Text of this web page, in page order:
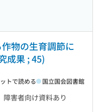
物の生育調節に
成果 ; 45)
障害者向け資料あり
トで読める 国立国会図書館